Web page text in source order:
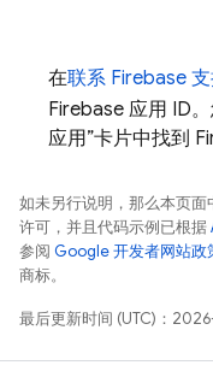
在联系 Firebase
Firebase 应用 ID
应用”卡片中找到
如未另行说明，那么本页面
许可，并且代码示例已根据
参阅 Google 开发者网站政
商标。
最后更新时间 (UTC)：